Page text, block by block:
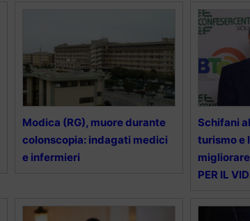
Modica (RG), muore durante
colonscopia: indagati medici
e infermieri
Schifani
turismo e
migliorare
PER IL